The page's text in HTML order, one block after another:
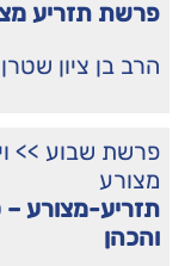
פרשת תזריע
הרב בן ציון שטרן
פרשת שבוע >>
מצורע
תזריע-מצורע
והכהן